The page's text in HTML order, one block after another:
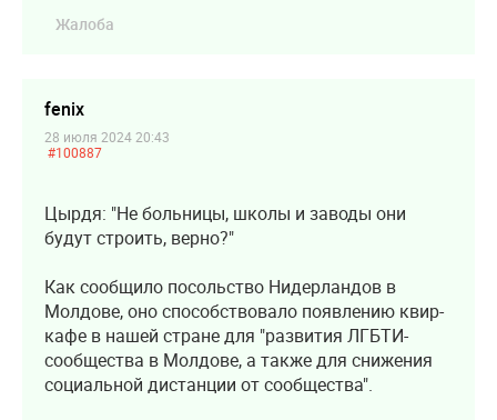
Жалоба
fenix
28 июля 2024 20:43
#100887
Цырдя: "Не больницы, школы и заводы они
будут строить, верно?"
Как сообщило посольство Нидерландов в
Молдове, оно способствовало появлению квир-
кафе в нашей стране для "развития ЛГБТИ-
сообщества в Молдове, а также для снижения
социальной дистанции от сообщества".